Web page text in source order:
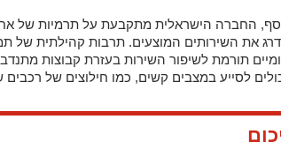
החברה הישראלית מתקבעת על תרמיות של
את השירותים המוצעים. תרבות קהילתית של
תורמת לשיפור השירות בעזרת קבוצות
לסייע במצבים קשים, כמו חילוצים של